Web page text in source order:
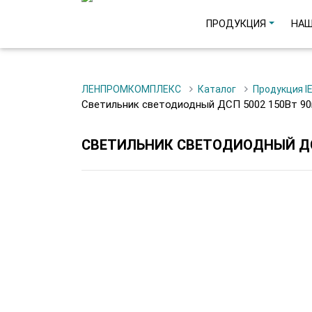
ПРОДУКЦИЯ
ЛЕНПРОМКОМПЛЕКС Каталог Продукция
Светильник светодиодный ДСП 5002 150Вт
СВЕТИЛЬНИК СВЕТОДИОДНЫЙ